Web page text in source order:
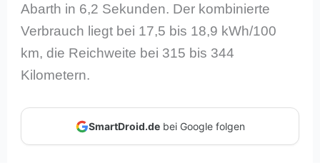
Abarth in 6,2 Sekunden. Der kombinierte
Verbrauch liegt bei 17,5 bis 18,9 kWh/100
km, die Reichweite bei 315 bis 344
Kilometern.
SmartDroid.debei Google folgen